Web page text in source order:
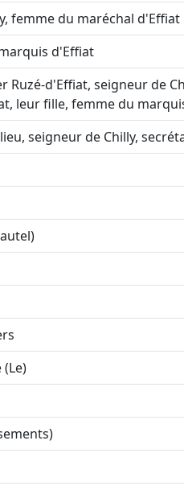
femme du maréchal d'Effiat
d'Effiat
d'Effiat, seigneur de
leur fille, femme du
seigneur de Chilly,